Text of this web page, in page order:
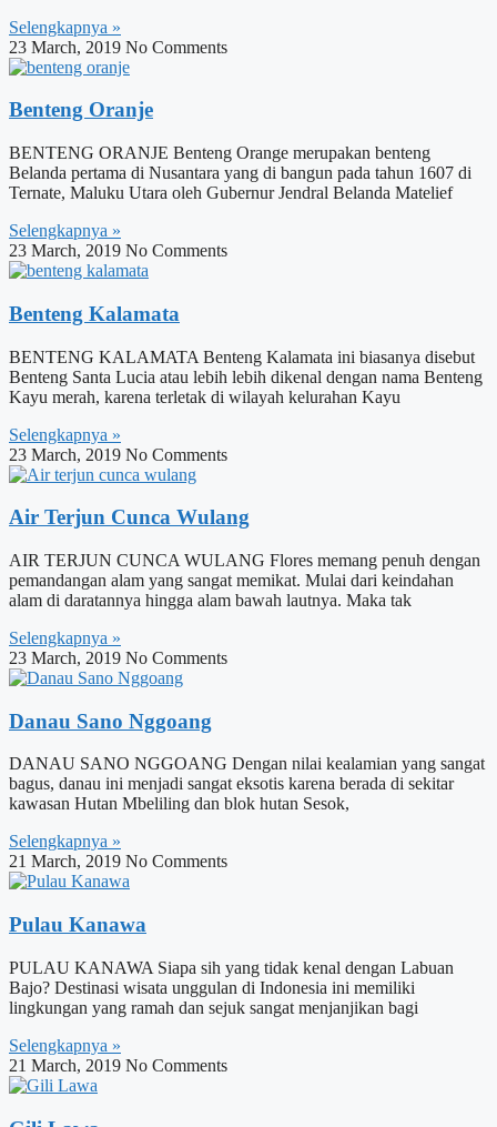
Selengkapnya »
23 March, 2019 No Comments
Benteng Oranje
BENTENG ORANJE Benteng Orange merupakan benteng
Belanda pertama di Nusantara yang di bangun pada tahun 1607 di
Ternate, Maluku Utara oleh Gubernur Jendral Belanda Matelief
Selengkapnya »
23 March, 2019 No Comments
Benteng Kalamata
BENTENG KALAMATA Benteng Kalamata ini biasanya disebut
Benteng Santa Lucia atau lebih lebih dikenal dengan nama Benteng
Kayu merah, karena terletak di wilayah kelurahan Kayu
Selengkapnya »
23 March, 2019 No Comments
Air Terjun Cunca Wulang
AIR TERJUN CUNCA WULANG Flores memang penuh dengan
pemandangan alam yang sangat memikat. Mulai dari keindahan
alam di daratannya hingga alam bawah lautnya. Maka tak
Selengkapnya »
23 March, 2019 No Comments
Danau Sano Nggoang
DANAU SANO NGGOANG Dengan nilai kealamian yang sangat
bagus, danau ini menjadi sangat eksotis karena berada di sekitar
kawasan Hutan Mbeliling dan blok hutan Sesok,
Selengkapnya »
21 March, 2019 No Comments
Pulau Kanawa
PULAU KANAWA Siapa sih yang tidak kenal dengan Labuan
Bajo? Destinasi wisata unggulan di Indonesia ini memiliki
lingkungan yang ramah dan sejuk sangat menjanjikan bagi
Selengkapnya »
21 March, 2019 No Comments